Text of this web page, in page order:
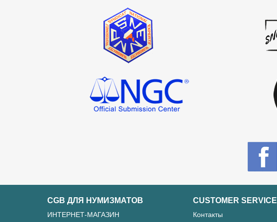
CGB ДЛЯ НУМИЗМАТОВ
ИНТЕРНЕТ-МАГАЗИН
CUSTOMER SERVICE
Контакты